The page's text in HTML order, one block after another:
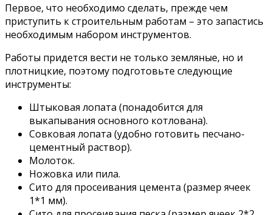
Первое, что необходимо сделать, прежде чем
приступить к строительным работам – это запастись
необходимым набором инструментов.
Работы придется вести не только земляные, но и
плотницкие, поэтому подготовьте следующие
инструменты:
Штыковая лопата (понадобится для
выкапывания основного котлована).
Совковая лопата (удобно готовить песчано-
цементный раствор).
Молоток.
Ножовка или пила.
Сито для просеивания цемента (размер ячеек
1*1 мм).